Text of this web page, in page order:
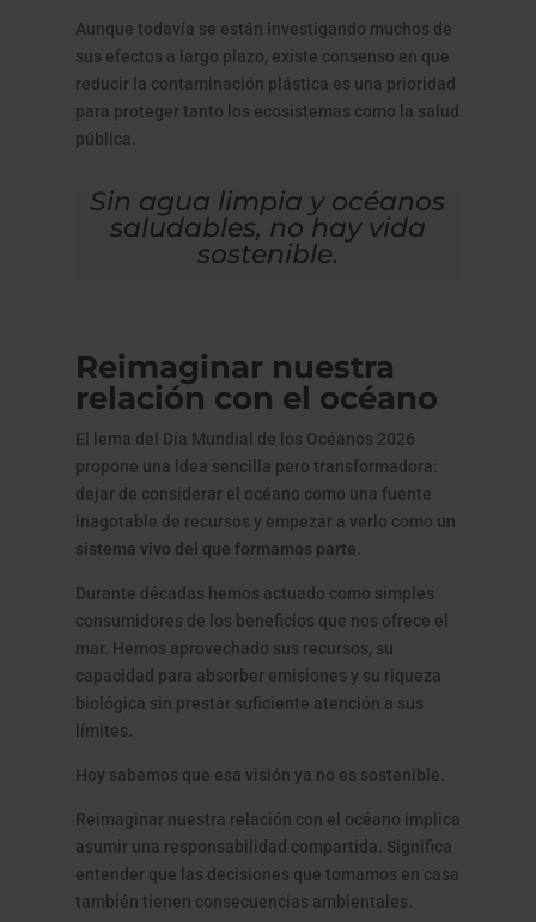
Aunque todavía se están investigando muchos de
sus efectos a largo plazo, existe consenso en que
reducir la contaminación plástica es una prioridad
para proteger tanto los ecosistemas como la salud
pública.
Sin agua limpia y océanos
saludables, no hay vida
sostenible.
Reimaginar nuestra
relación con el océano
El lema del Día Mundial de los Océanos 2026
propone una idea sencilla pero transformadora:
dejar de considerar el océano como una fuente
inagotable de recursos y empezar a verlo como un
sistema vivo del que formamos parte
Durante décadas hemos actuado como simples
consumidores de los beneficios que nos ofrece el
mar. Hemos aprovechado sus recursos, su
capacidad para absorber emisiones y su riqueza
biológica sin prestar suficiente atención a sus
límites.
Hoy sabemos que esa visión ya no es sostenible.
Reimaginar nuestra relación con el océano implica
asumir una responsabilidad compartida. Significa
entender que las decisiones que tomamos en casa
también tienen consecuencias ambientales.